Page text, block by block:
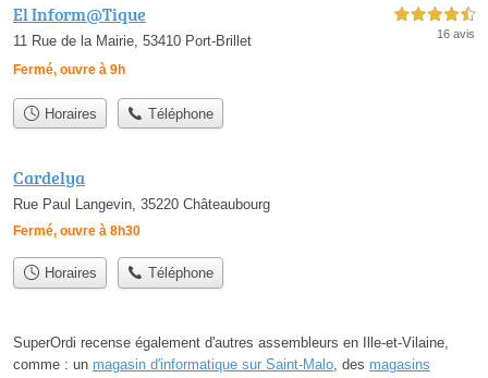
El Inform@Tique
11 Rue de la Mairie, 53410 Port-Brillet
Fermé, ouvre à 9h
4,5 étoiles sur 5
16 avis
Horaires Téléphone
Cardelya
Rue Paul Langevin, 35220 Châteaubourg
Fermé, ouvre à 8h30
Horaires Téléphone
SuperOrdi recense également d'autres assembleurs en Ille-et-Vilaine,
comme : un magasin d'informatique sur Saint-Malo , des magasins